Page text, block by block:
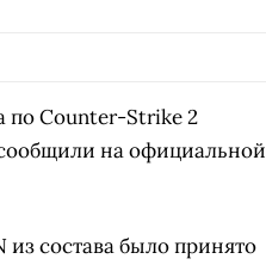
по Counter-Strike 2
на официальной
состава было принято